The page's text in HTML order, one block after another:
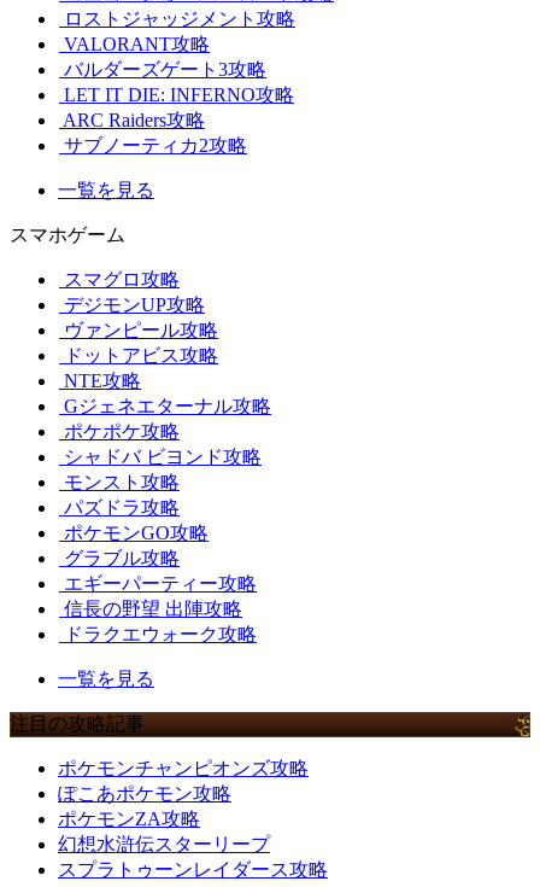
ロストジャッジメント攻略
VALORANT攻略
バルダーズゲート3攻略
LET IT DIE: INFERNO攻略
ARC Raiders攻略
サブノーティカ2攻略
一覧を見る
スマホゲーム
スマグロ攻略
デジモンUP攻略
ヴァンピール攻略
ドットアビス攻略
NTE攻略
Gジェネエターナル攻略
ポケポケ攻略
シャドバ ビヨンド攻略
モンスト攻略
パズドラ攻略
ポケモンGO攻略
グラブル攻略
エギーパーティー攻略
信長の野望 出陣攻略
ドラクエウォーク攻略
一覧を見る
注目の攻略記事
ポケモンチャンピオンズ攻略
ぽこあポケモン攻略
ポケモンZA攻略
幻想水滸伝スターリープ
スプラトゥーンレイダース攻略